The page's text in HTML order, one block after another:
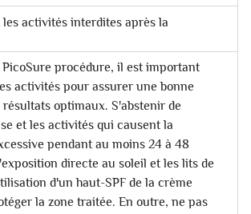
les activités interdites après la
procédure, il est important
activités pour assurer une bonne
résultats optimaux. S'abstenir de
et les activités qui causent la
pendant au moins 24 à 48
directe au soleil et les lits de
d'un haut-SPF de la crème
la zone traitée. En outre, ne pas